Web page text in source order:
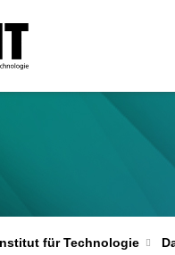
für Technologie